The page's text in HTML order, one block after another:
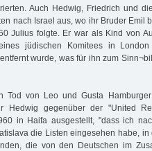
Auch Hedwig, Friedrich und
nach Israel aus, wo ihr Bruder Emil
Julius folgte. Er war als Kind von
jüdischen Komitees in
wurde, was für ihn zum
Tod von Leo und Gusta
Hedwig gegenüber der "United
in Haifa ausgestellt, "dass ich
die Listen eingesehen habe,
die von den Deutschen im